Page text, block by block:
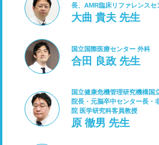
長、AMR臨床リファレンスセ
大曲 貴夫 先生
国立国際医療センター 外科
合田 良政 先生
国立健康危機管理研究機構国
院長・元脳卒中センター長・
院 医学研究科客員教授
原 徹男 先生